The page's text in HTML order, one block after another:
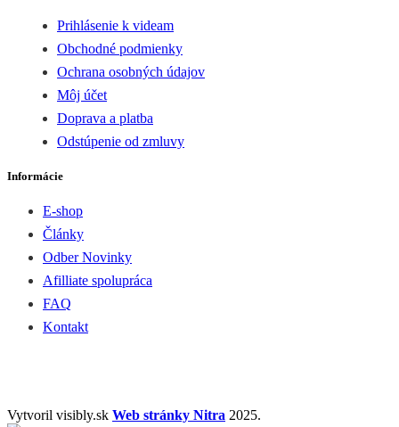
Prihlásenie k videam
Obchodné podmienky
Ochrana osobných údajov
Môj účet
Doprava a platba
Odstúpenie od zmluvy
Informácie
E-shop
Články
Odber Novinky
Afilliate spolupráca
FAQ
Kontakt
Vytvoril visibly.sk Web stránky Nitra 2025.